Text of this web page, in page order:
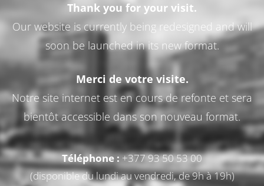
Thank you for your visit.
Our website is currently being redesigned and will
soon be launched in its new format.
Merci de votre visite.
Notre site internet est en cours de refonte et sera
bientôt accessible dans son nouveau format.
Téléphone :+377 93 50 53 00
(disponible du lundi au vendredi, de 9h à 19h)